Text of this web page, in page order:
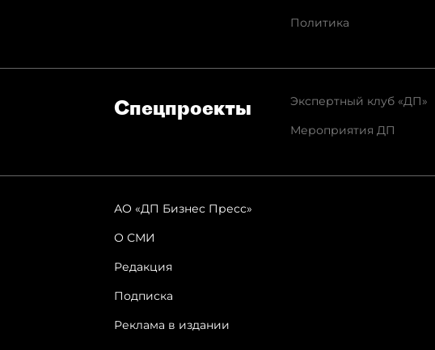
Политика
Спец­проекты
Экспертный клуб «ДП»
Мероприятия ДП
АО «ДП Бизнес Пресс»
О СМИ
Редакция
Подписка
Реклама в издании